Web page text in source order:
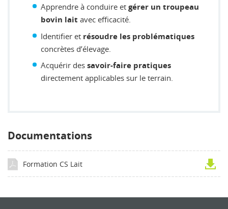
Apprendre à conduire et gérer un troupeau
bovin lait avec efficacité.
Identifier et résoudre les problématiques
concrètes d’élevage.
Acquérir des savoir-faire pratiques
directement applicables sur le terrain.
Documentations
Formation CS Lait